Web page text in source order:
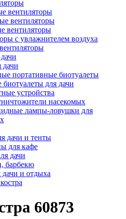
вентиляторы
вентиляторы
вентиляторы
с увлажнителем воздуха
дачи
портативные биотуалеты
для дачи
устройства
насекомых
лампы-ловушки для
дачи и тенты
для кафе
дачи
барбекю
дачи и отдыха
60873